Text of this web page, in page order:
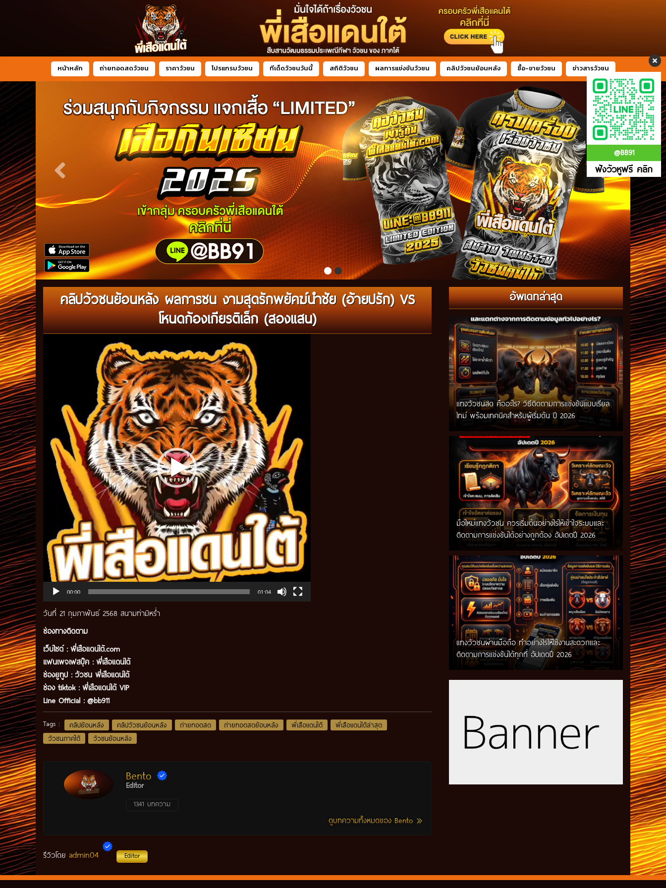
@BB91
ฟังวัวหูฟรี คลิก
หน้าหลัก ถ่ายทอดสดวัวชน ราคาวัวชน โปรแกรมวัวชน ทีเด็ดวัวชนวันนี้ สถิติวัวชน ผลการแข่งขันวัวชน คลิปวัวชนย้อนหลัง ซื้อ-ขายวัวชน ข่าวสารวัวชน
คลิปวัวชนย้อนหลัง ผลการชน งามสุดรักพยัคฆ์นำชัย (อ้ายปรัก) VS
โหนดก้องเกียรติเล็ก (สองแสน)
00:00 01:04
วันที่ 21 กุมภาพันธ์ 2568 สนามท่ามิหร่ำ
ช่องทางติดตาม
เว็บไซต์ : พี่เสือแดนใต้.com
แฟนเพจเฟสบุ๊ค : พี่เสือแดนใต้
ช่องยูทูป : วัวชน พี่เสือแดนใต้
ช่อง tiktok : พี่เสือแดนใต้ VIP
Line Official : @bb911
Tags : คลิปย้อนหลัง คลิปวัวชนย้อนหลัง ถ่ายทอดสด ถ่ายทอดสดย้อนหลัง พี่เสือแดนใต้
พี่เสือแดนใต้ล่าสุด
วัวชนภาคใต้
วัวชนย้อนหลัง
Bento
Editor
1341 บทความ
ดูบทความทั้งหมดของ Bento
รีวิวโดย admin04 Editor
อัพเดทล่าสุด
แทงวัวชนสด คืออะไร? วิธีติดตามการแข่งขันแบบเรียล
ไทม์ พร้อมเทคนิคสำหรับผู้เริ่มต้น ปี 2026
มือใหม่แทงวัวชน ควรเริ่มต้นอย่างไรให้เข้าใจระบบและ
ติดตามการแข่งขันได้อย่างถูกต้อง อัปเดตปี 2026
แทงวัวชนผ่านมือถือ ทำอย่างไรให้ใช้งานสะดวกและ
ติดตามการแข่งขันได้ทุกที่ อัปเดตปี 2026